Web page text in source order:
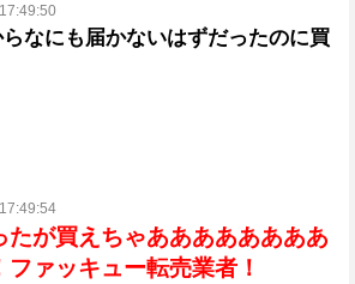
なにも届かないはずだったのに買
たが買えちゃああああああああ
ァッキュー転売業者！